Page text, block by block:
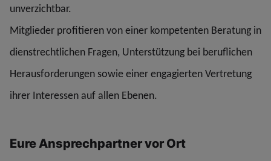
unverzichtbar.
Mitglieder profitieren von einer kompetenten Beratung in
dienstrechtlichen Fragen, Unterstützung bei beruflichen
Herausforderungen sowie einer engagierten Vertretung
ihrer Interessen auf allen Ebenen.
Eure Ansprechpartner vor Ort